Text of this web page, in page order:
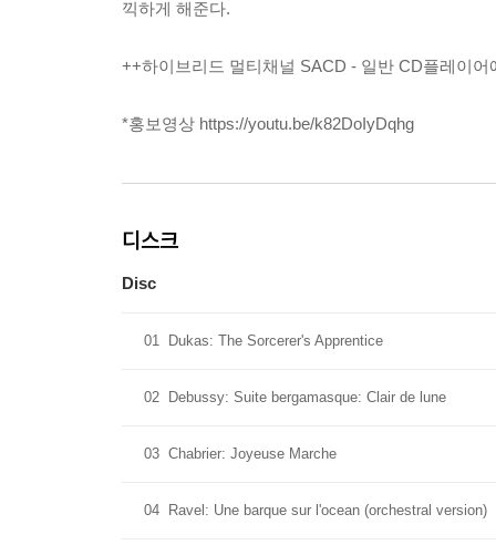
끽하게 해준다.
++하이브리드 멀티채널 SACD - 일반 CD플레이어
*홍보영상 https://youtu.be/k82DoIyDqhg
디스크
Disc
01 Dukas: The Sorcerer's Apprentice
02 Debussy: Suite bergamasque: Clair de lune
03 Chabrier: Joyeuse Marche
04 Ravel: Une barque sur l'ocean (orchestral version)